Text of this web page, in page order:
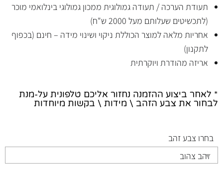
תעודת הערכה / תעודה גמולוגית ממכון גמולוגי בינלואמי מוכר
(לתכשיטים שעלותם מעל 2000 ש"ח)
אחריות מלאה למוצר הכוללת ניקוי ושינוי מידה – חינם (בכפוף
לתקנון)
אריזה מהודרת ויוקרתית
* לאחר ביצוע ההזמנה נחזור אליכם טלפונית על-מנת
לבחור את צבע הזהב \ מידות \ בקשות מיוחדות
בחרו צבע זהב